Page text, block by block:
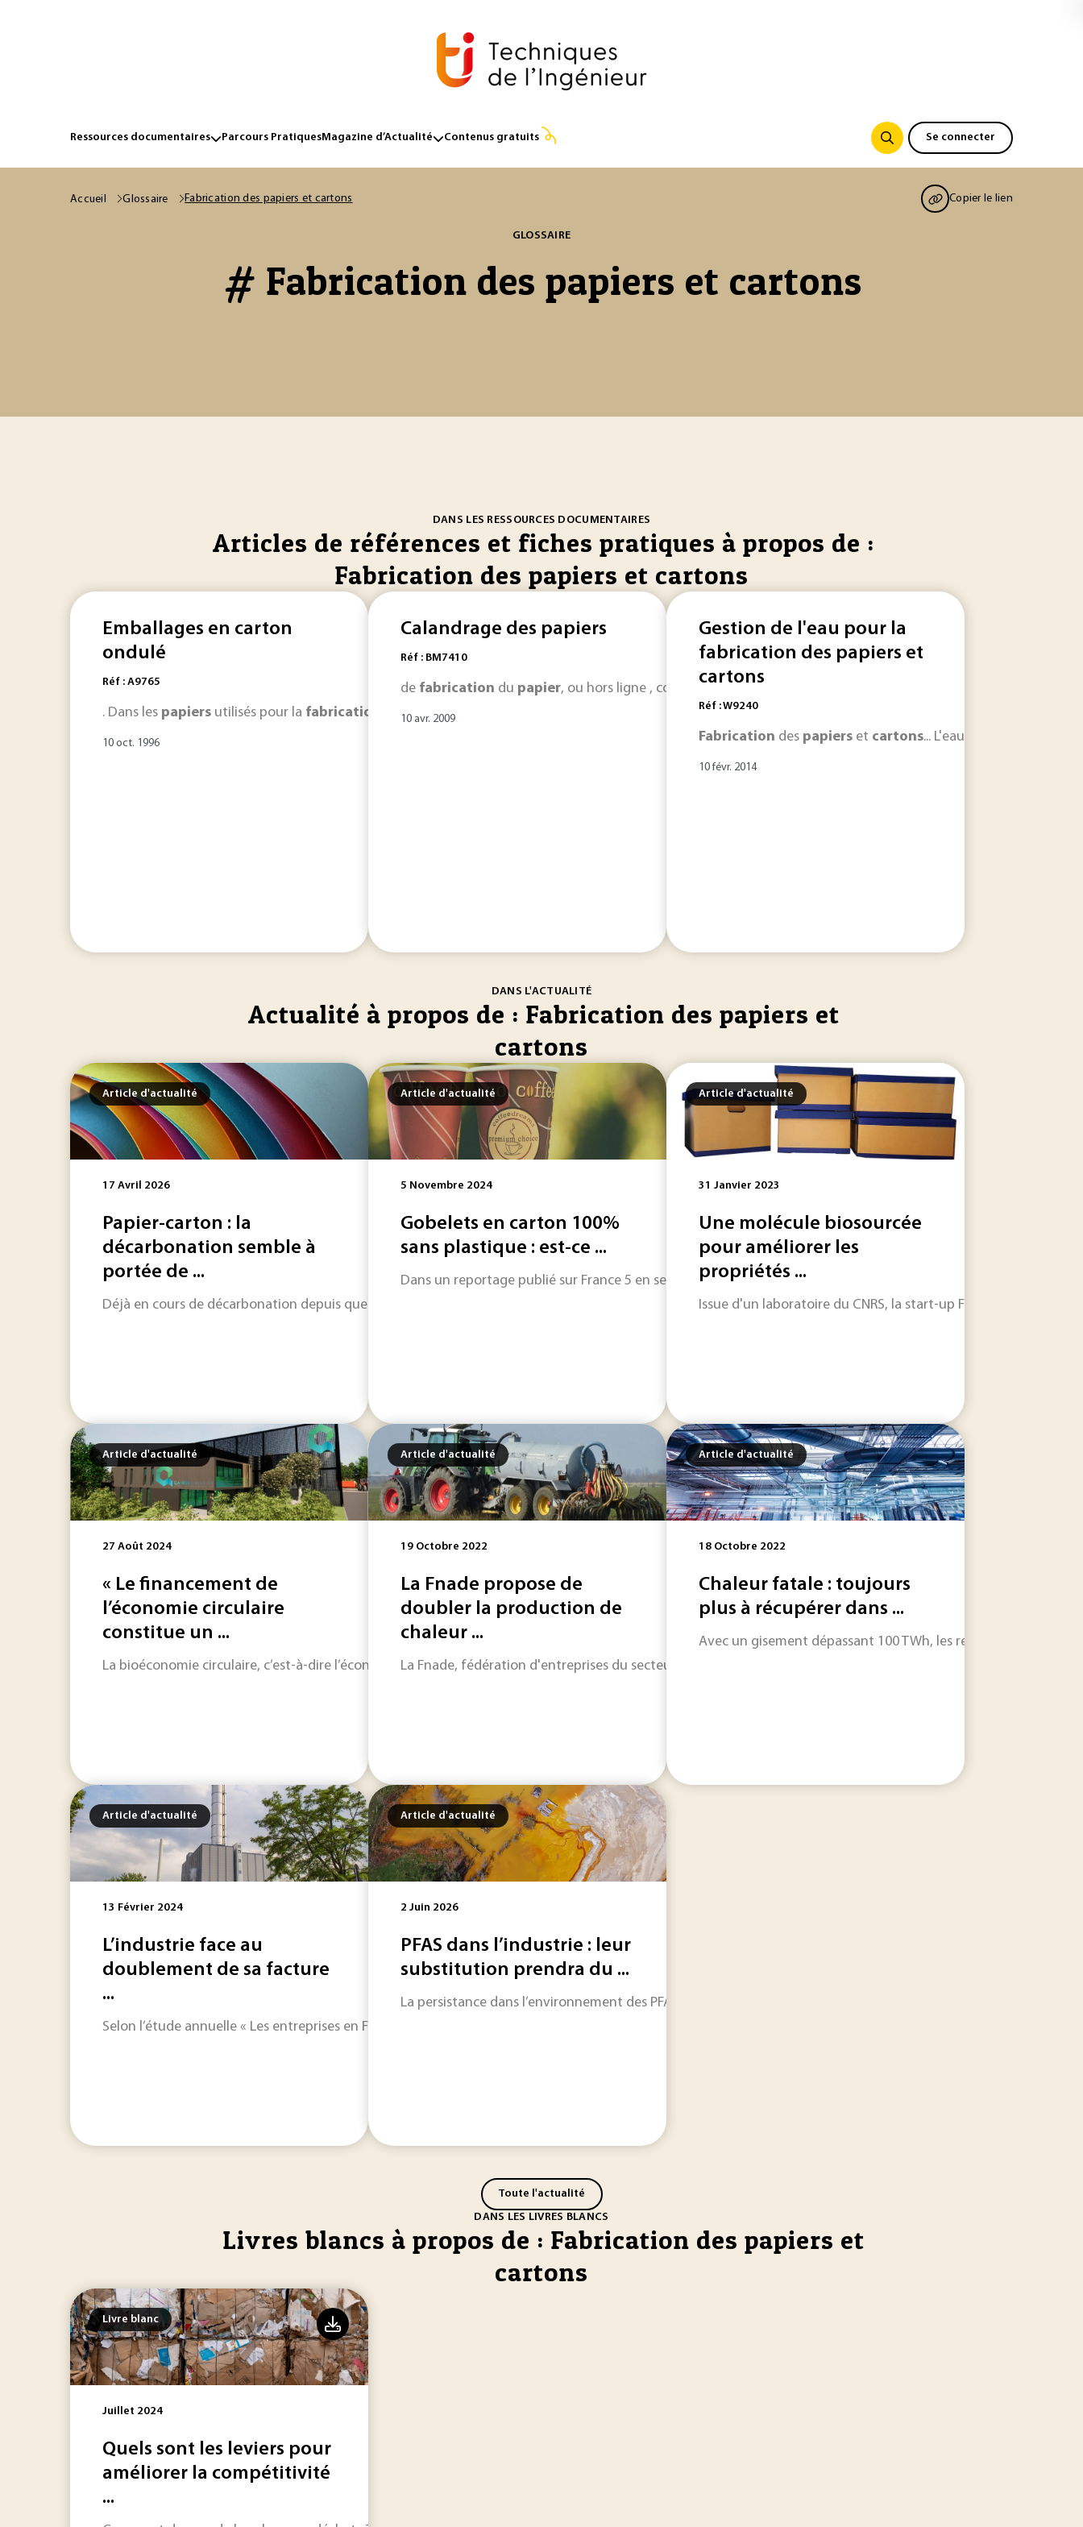
Ressources documentaires Parcours PratiquesMagazine d’Actualité Contenus gratuits Se connecter
Accueil Glossaire Fabrication des papiers et cartons Copier le lien
GLOSSAIRE
# Fabrication des papiers et cartons
DANS LES RESSOURCES DOCUMENTAIRES
Articles de références et fiches pratiques à propos de :
Fabrication des papiers et cartons
Emballages en carton
ondulé
Réf : A9765
. Dans les papiers utilisés pour la fabrication ducartonondulé, 70 % proviennent de France. La production française... de
10 oct. 1996
Calandrage des papiers
Réf : BM7410
de fabrication du papier, ou hors ligne , comme une opération séparée, en marge de la machine à
10 avr. 2009
Gestion de l'eau pour la
fabrication des papiers et
cartons
Réf : W9240
Fabrication des papiers et cartons... L'eau est un élément
10 févr. 2014
DANS L'ACTUALITÉ
Actualité à propos de : Fabrication des papiers et
cartons
Article d'actualité
17 Avril 2026
Papier-carton : la
décarbonation semble à
portée de ...
Déjà en cours de décarbonation depuis quelques années, la filière industrielle des papiers-cartons pourrait réduire ses émissions de 98% d’ici 2050. Le plan...
Article d'actualité
5 Novembre 2024
Gobelets en carton 100%
sans plastique : est-ce ...
Dans un reportage publié sur France 5 en septembre dernier, le journaliste Hugo Clément mettait l’accent sur
Article d'actualité
31 Janvier 2023
Une molécule biosourcée
pour améliorer les
propriétés ...
Issue d'un laboratoire du CNRS, la start-up FunCell a mis au
Article d'actualité
27 Août 2024
« Le financement de
l’économie circulaire
constitue un ...
La bioéconomie circulaire, c’est-à-dire l’économie circulaire de l’énergie, tel est le concept que tente de déployer l’entreprise Qairos, qui attend désespérément...
Article d'actualité
19 Octobre 2022
La Fnade propose de
doubler la production de
chaleur ...
La Fnade, fédération d'entreprises du secteur des déchets, propose de doubler la capacité de production de
Article d'actualité
18 Octobre 2022
Chaleur fatale : toujours
plus à récupérer dans ...
Avec un gisement dépassant 100 TWh, les rejets thermiques
Article d'actualité
13 Février 2024
L’industrie face au
doublement de sa facture
...
Selon l’étude annuelle « Les entreprises en France », la facture énergétique des entreprises industrielles d'au moins 20 salariés a doublé entre 2019 et 2022....
Article d'actualité
2 Juin 2026
PFAS dans l’industrie : leur
substitution prendra du ...
La persistance dans l’environnement des PFAS et les risques sanitaires qui leur sont associés ont poussé les
Toute l'actualité
DANS LES LIVRES BLANCS
Livres blancs à propos de : Fabrication des papiers et
cartons
Livre blanc
Juillet 2024
Quels sont les leviers pour
améliorer la compétitivité
...